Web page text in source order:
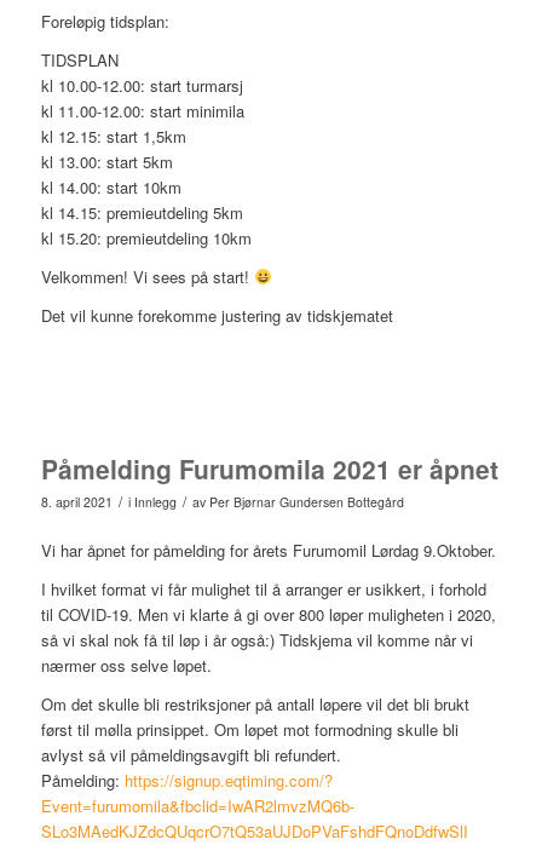
Foreløpig tidsplan:
TIDSPLAN
kl 10.00-12.00: start turmarsj
kl 11.00-12.00: start minimila
kl 12.15: start 1,5km
kl 13.00: start 5km
kl 14.00: start 10km
kl 14.15: premieutdeling 5km
kl 15.20: premieutdeling 10km
Velkommen! Vi sees på start!
Det vil kunne forekomme justering av tidskjematet
Påmelding Furumomila 2021 er åpnet
8. april 2021 / i Innlegg / av Per Bjørnar Gundersen Bottegård
Vi har åpnet for påmelding for årets Furumomil Lørdag 9.Oktober.
I hvilket format vi får mulighet til å arranger er usikkert, i forhold
til COVID-19. Men vi klarte å gi over 800 løper muligheten i 2020,
så vi skal nok få til løp i år også:) Tidskjema vil komme når vi
nærmer oss selve løpet.
Om det skulle bli restriksjoner på antall løpere vil det bli brukt
først til mølla prinsippet. Om løpet mot formodning skulle bli
avlyst så vil påmeldingsavgift bli refundert.
Påmelding: https://signup.eqtiming.com/?
Event=furumomila&fbclid=IwAR2lmvzMQ6b-
SLo3MAedKJZdcQUqcrO7tQ53aUJDoPVaFshdFQnoDdfwSlI